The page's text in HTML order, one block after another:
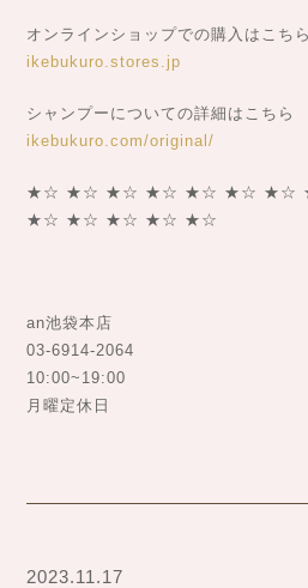
オンラインショップでの購入はこち
ikebukuro.stores.jp
シャンプーについての詳細はこちら
ikebukuro.com/original/
★☆ ★☆ ★☆ ★☆ ★☆ ★☆ ★☆
★☆ ★☆ ★☆ ★☆ ★☆
an池袋本店
03-6914-2064
10:00~19:00
月曜定休日
2023.11.17